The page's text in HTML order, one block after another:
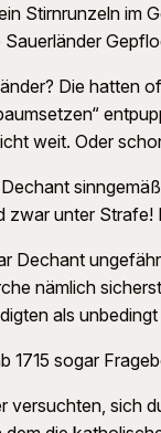
Stirnrunzeln im
Sauerländer
Die hatten
weit. Oder
zwar unter
Dechant
nämlich
als
1715 sogar
versuchten, sich